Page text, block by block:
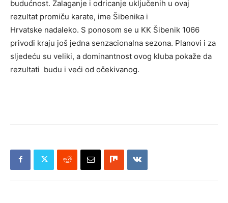
budućnost. Zalaganje i odricanje uključenih u ovaj
rezultat promiču karate, ime Šibenika i
Hrvatske nadaleko. S ponosom se u KK Šibenik 1066
privodi kraju još jedna senzacionalna sezona. Planovi i za
sljedeću su veliki, a dominantnost ovog kluba pokaže da
rezultati budu i veći od očekivanog.